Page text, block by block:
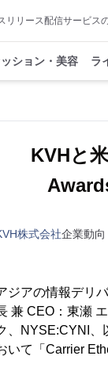
リリース配信サービス
ション・美容 ラ
KVHと
株式会社企業動向
ジアの情報デリ
兼 CEO：東瀬
、NYSE:CYNI、
いて「Carrier